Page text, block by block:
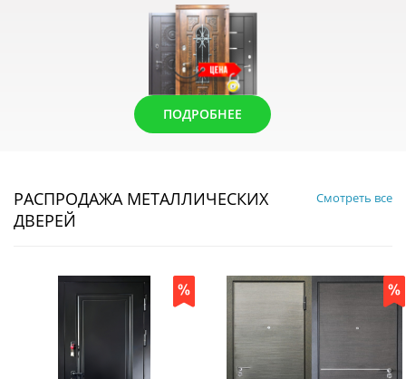
ПОДРОБНЕЕ
РАСПРОДАЖА МЕТАЛЛИЧЕСКИХ
ДВЕРЕЙ
Смотреть все